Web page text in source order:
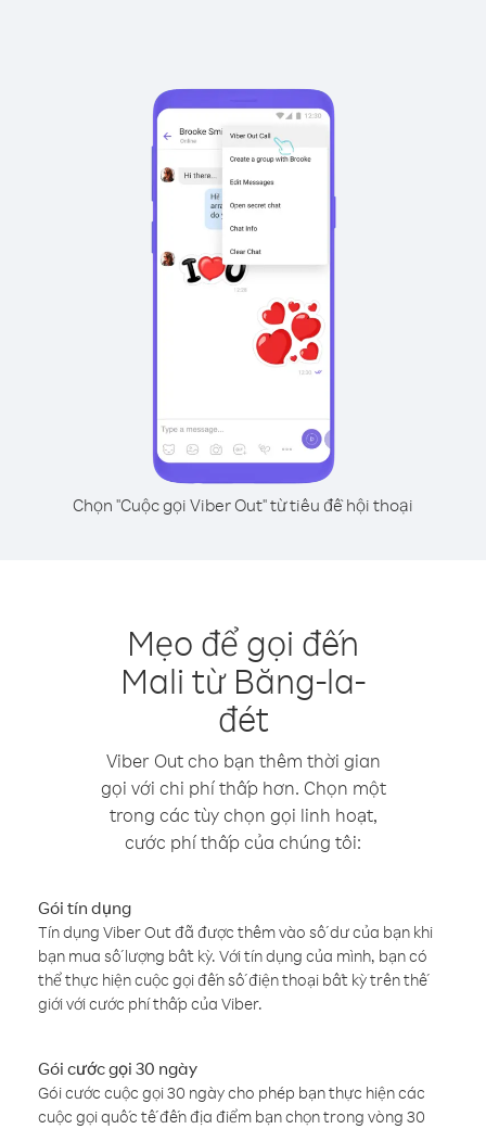
Chọn "Cuộc gọi Viber Out" từ tiêu đề hội thoại
Mẹo để gọi đến
Mali từ Băng-la-
đét
Viber Out cho bạn thêm thời gian
gọi với chi phí thấp hơn. Chọn một
trong các tùy chọn gọi linh hoạt,
cước phí thấp của chúng tôi:
Gói tín dụng
Tín dụng Viber Out đã được thêm vào số dư của bạn khi
bạn mua số lượng bất kỳ. Với tín dụng của mình, bạn có
thể thực hiện cuộc gọi đến số điện thoại bất kỳ trên thế
giới với cước phí thấp của Viber.
Gói cước gọi 30 ngày
Gói cước cuộc gọi 30 ngày cho phép bạn thực hiện các
cuộc gọi quốc tế đến địa điểm bạn chọn trong vòng 30